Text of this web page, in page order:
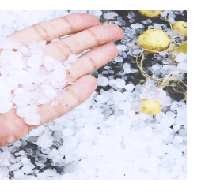
行のため、またそれらに付帯、関
のサービスを案内、提供するため
会社と取引があり、取得した個人
会社の商品・サービスをご提案す
くことがあります。）
管理等付帯業務を行うため
取得した個人情報
のため
管理等付帯業務を行うため